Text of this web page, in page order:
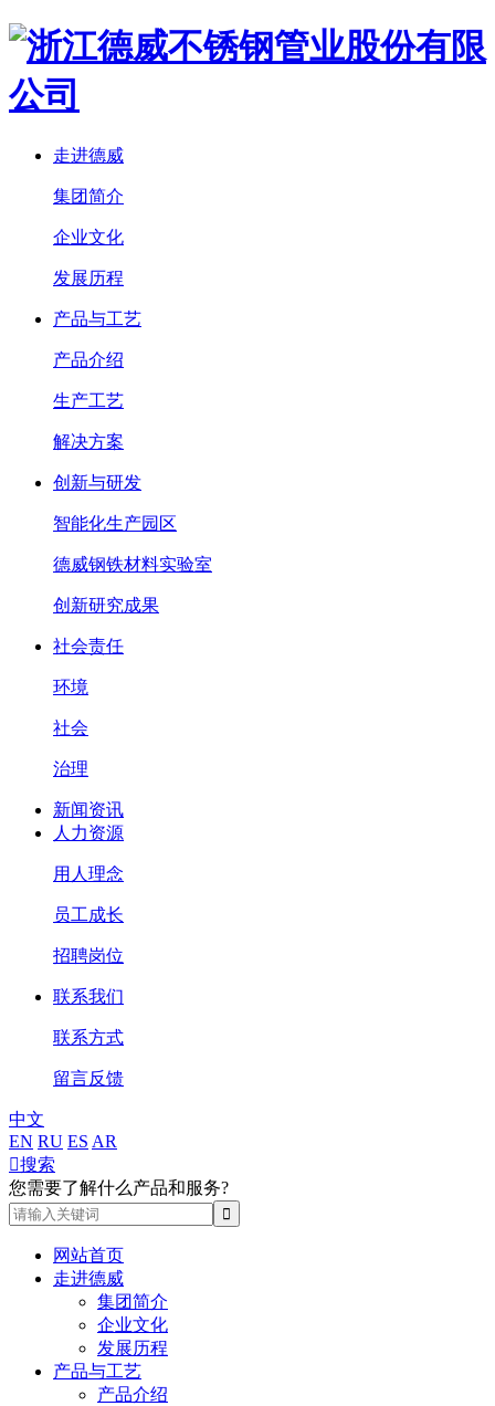
走进德威
集团简介
企业文化
发展历程
产品与工艺
产品介绍
生产工艺
解决方案
创新与研发
智能化生产园区
德威钢铁材料实验室
创新研究成果
社会责任
环境
社会
治理
新闻资讯
人力资源
用人理念
员工成长
招聘岗位
联系我们
联系方式
留言反馈
中文
EN RU ES AR
搜索
您需要了解什么产品和服务?
网站首页
走进德威
集团简介
企业文化
发展历程
产品与工艺
产品介绍